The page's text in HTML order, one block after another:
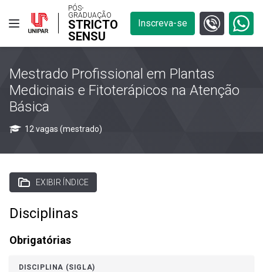
PÓS-
GRADUAÇÃO
STRICTO
SENSU
Inscreva-se
Mestrado Profissional em Plantas
Medicinais e Fitoterápicos na Atenção
Básica
12 vagas (mestrado)
EXIBIR ÍNDICE
Disciplinas
Obrigatórias
DISCIPLINA (SIGLA)